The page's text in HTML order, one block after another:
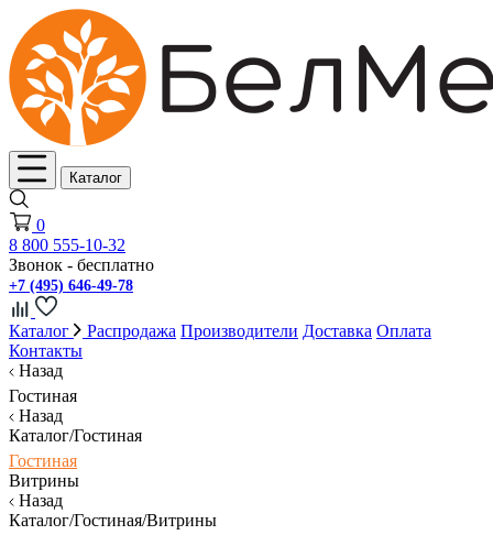
Каталог
0
8 800 555-10-32
Звонок - бесплатно
+7 (495) 646-49-78
Каталог Распродажа Производители Доставка Оплата
Контакты
Назад
Гостиная
Назад
Каталог/Гостиная
Гостиная
Витрины
Назад
Каталог/Гостиная/Витрины